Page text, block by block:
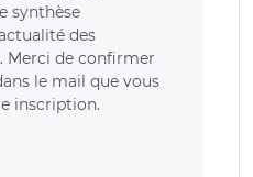
synthèse
des
Merci de confirmer
le mail que vous
inscription.